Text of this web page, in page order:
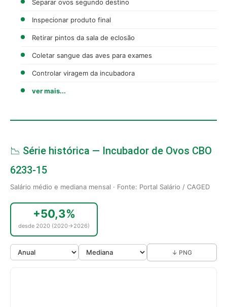
Separar ovos segundo destino
Inspecionar produto final
Retirar pintos da sala de eclosão
Coletar sangue das aves para exames
Controlar viragem da incubadora
ver mais...
📉 Série histórica — Incubador de Ovos CBO
6233-15
Salário médio e mediana mensal · Fonte: Portal Salário / CAGED
+50,3%
desde 2020 (2020→2026)
↓ PNG